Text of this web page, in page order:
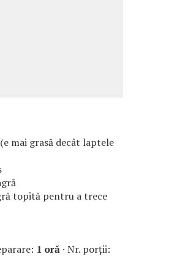
mai grasă decât laptele
topită pentru a trece
1 oră · Nr. porţii: